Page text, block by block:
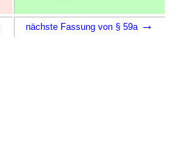
nächste Fassung von § 59a →